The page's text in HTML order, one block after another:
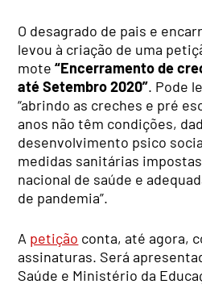
O desagrado de pais e
levou à criação de uma
mote“Encerramento de
até Setembro 2020”. Pode
“abrindo as creches e pré
anos não têm condições,
desenvolvimento psico
medidas sanitárias
nacional de saúde e
de pandemia”.
A petição conta, até agora,
assinaturas. Será
Saúde e Ministério da